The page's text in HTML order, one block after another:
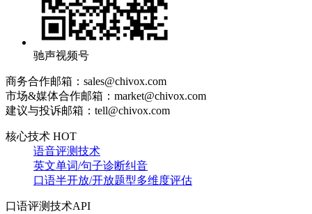
驰声视频号
商务合作邮箱：sales@chivox.com
市场&媒体合作邮箱：market@chivox.com
建议与投诉邮箱：tell@chivox.com
核心技术 HOT
语音评测技术
英文单词/句子诊断纠音
口语半开放/开放题型多维度评估
口语评测技术API